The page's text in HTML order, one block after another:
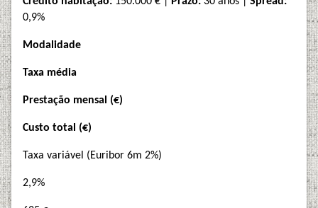
0,9%
Modalidade
Taxa média
Prestação mensal (€)
Custo total (€)
Taxa variável (Euribor 6m 2%)
2,9%